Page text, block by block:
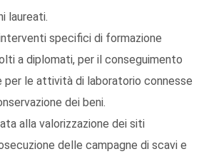
laureati.
specifici di formazione
a diplomati, per il conseguimento
per le attività di laboratorio connesse
dei beni.
alla valorizzazione dei siti
delle campagne di scavi e